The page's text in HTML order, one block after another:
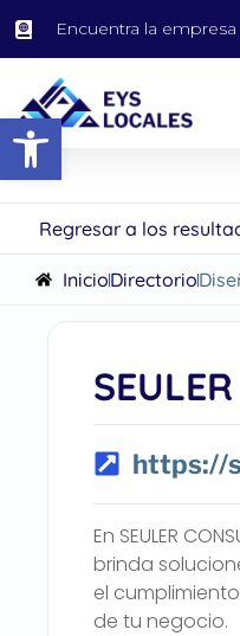
Abrir barra de herramientas
Encuentra la
Regresar a los
InicioDirectorio
https://
En SEULER
brinda
el
de tu negocio.